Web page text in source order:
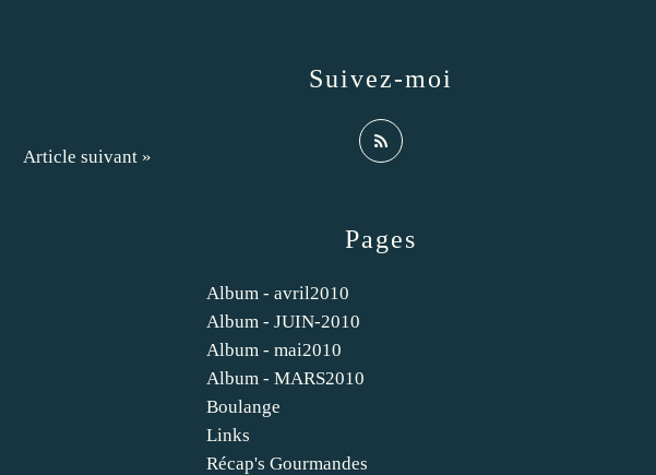
Article suivant »
Pages
Album - avril2010
Album - JUIN-2010
Album - mai2010
Album - MARS2010
Boulange
Links
Récap's Gourmandes
Suivez-moi